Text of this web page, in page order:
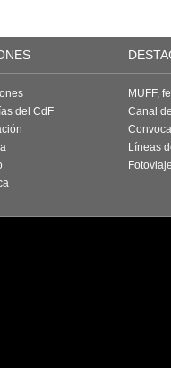
del CdF
MUFF,
Canal
Líneas